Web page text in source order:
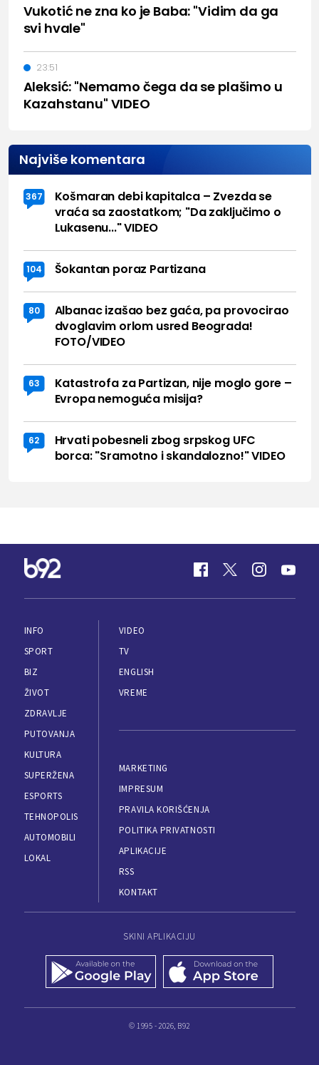
Vukotić ne zna ko je Baba: "Vidim da ga
svi hvale"
Aleksić: "Nemamo čega da se plašimo u
Kazahstanu" VIDEO
23:51
Najviše komentara
367
Košmaran debi kapitalca – Zvezda se
vraća sa zaostatkom; "Da zaključimo o
Lukasenu..." VIDEO
104 Šokantan poraz Partizana
80
Albanac izašao bez gaća, pa provocirao
dvoglavim orlom usred Beograda!
FOTO/VIDEO
63
Katastrofa za Partizan, nije moglo gore –
Evropa nemoguća misija?
62
Hrvati pobesneli zbog srpskog UFC
borca: "Sramotno i skandalozno!" VIDEO
INFO
SPORT
BIZ
ŽIVOT
ZDRAVLJE
PUTOVANJA
KULTURA
SUPERŽENA
ESPORTS
TEHNOPOLIS
AUTOMOBILI
LOKAL
VIDEO
TV
ENGLISH
VREME
MARKETING
IMPRESUM
PRAVILA KORIŠĆENJA
POLITIKA PRIVATNOSTI
APLIKACIJE
RSS
KONTAKT
SKINI APLIKACIJU
© 1995 - 2026, B92